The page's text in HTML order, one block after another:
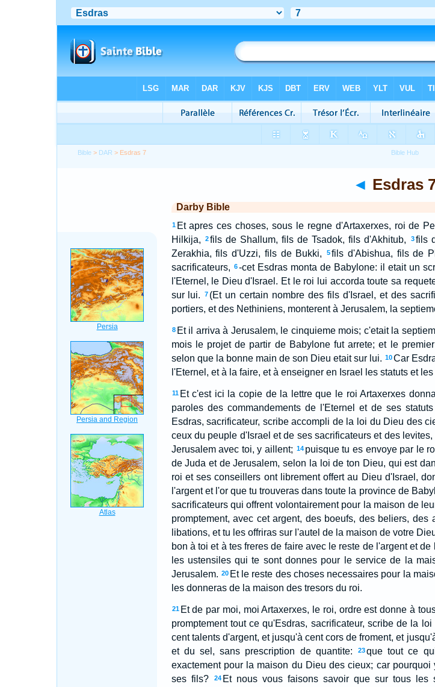
Bible > DAR > Esdras 7
◄ Esdras
Darby Bible
1 Et apres ces choses, sous le regne d'Artaxerxes, roi de
Hilkija,
2fils de Shallum, fils de Tsadok, fils d'Akhitub, 3 fils
Zerakhia, fils d'Uzzi, fils de Bukki,
5fils d'Abishua, fils de
sacrificateurs, 6 -cet Esdras monta de Babylone: il etait un
l'Eternel, le Dieu d'Israel. Et le roi lui accorda toute sa
sur lui.
7 (Et un certain nombre des fils d'Israel, et des
portiers, et des Nethiniens, monterent à Jerusalem, la
8 Et il arriva à Jerusalem, le cinquieme mois; c'etait la
mois le projet de partir de Babylone fut arrete; et le
selon que la bonne main de son Dieu etait sur lui. 10Car
l'Eternel, et à la faire, et à enseigner en Israel les statuts et
11 Et c'est ici la copie de la lettre que le roi Artaxerxes
paroles des commandements de l'Eternel et de ses
Esdras, sacrificateur, scribe accompli de la loi du Dieu des
ceux du peuple d'Israel et de ses sacrificateurs et des
Jerusalem avec toi, y aillent; 14 puisque tu es envoye par le
de Juda et de Jerusalem, selon la loi de ton Dieu, qui est
roi et ses conseillers ont librement offert au Dieu d'Israel,
l'argent et l'or que tu trouveras dans toute la province de
sacrificateurs qui offrent volontairement pour la maison de
promptement, avec cet argent, des boeufs, des beliers,
libations, et tu les offriras sur l'autel de la maison de votre
bon à toi et à tes freres de faire avec le reste de l'argent et
les ustensiles qui te sont donnes pour le service de la
Jerusalem. 20 Et le reste des choses necessaires pour la
les donneras de la maison des tresors du roi.
21 Et de par moi, moi Artaxerxes, le roi, ordre est donne à
promptement tout ce qu'Esdras, sacrificateur, scribe de la
cent talents d'argent, et jusqu'à cent cors de froment, et
et du sel, sans prescription de quantite:
23que tout ce
exactement pour la maison du Dieu des cieux; car
ses fils?
24 Et nous vous faisons savoir que sur tous les